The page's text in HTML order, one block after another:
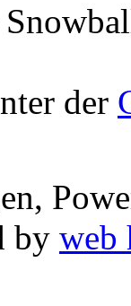
der
by web